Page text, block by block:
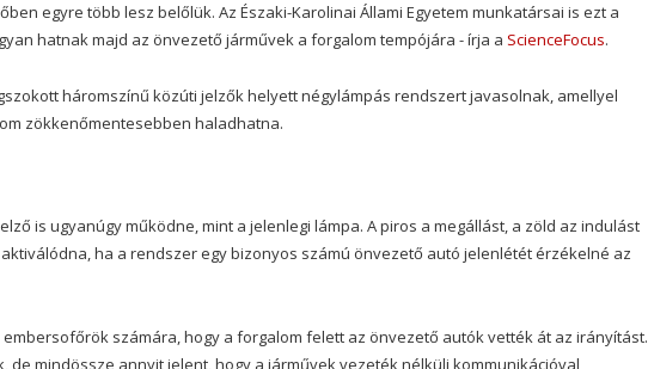
egyre több lesz belőlük. Az Északi-Karolinai Állami Egyetem munkatársai is ezt a
hatnak majd az önvezető járművek a forgalom tempójára - írja a ScienceFocus.
háromszínű közúti jelzők helyett négylámpás rendszert javasolnak, amellyel
zökkenőmentesebben haladhatna.
is ugyanúgy működne, mint a jelenlegi lámpa. A piros a megállást, a zöld az indulást
ha a rendszer egy bizonyos számú önvezető autó jelenlétét érzékelné az
számára, hogy a forgalom felett az önvezető autók vették át az irányítást.
de mindössze annyit jelent, hogy a járművek vezeték nélküli kommunikációval